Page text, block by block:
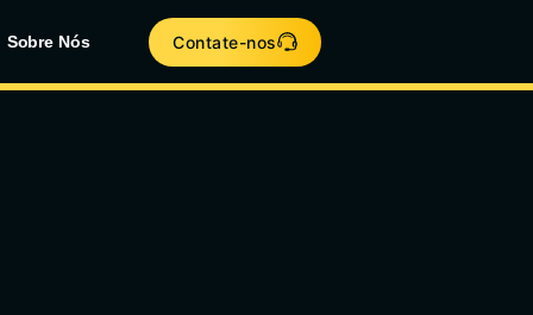
Sobre Nós Contate-nos